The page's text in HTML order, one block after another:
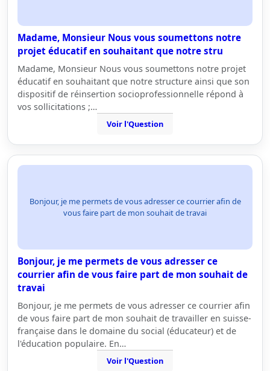
Madame, Monsieur Nous vous soumettons notre
projet éducatif en souhaitant que notre stru
Madame, Monsieur Nous vous soumettons notre projet
éducatif en souhaitant que notre structure ainsi que son
dispositif de réinsertion socioprofessionnelle répond à
vos sollicitations ;…
Voir l'Question
Bonjour, je me permets de vous adresser ce courrier afin de
vous faire part de mon souhait de travai
Bonjour, je me permets de vous adresser ce
courrier afin de vous faire part de mon souhait de
travai
Bonjour, je me permets de vous adresser ce courrier afin
de vous faire part de mon souhait de travailler en suisse-
française dans le domaine du social (éducateur) et de
l'éducation populaire. En…
Voir l'Question